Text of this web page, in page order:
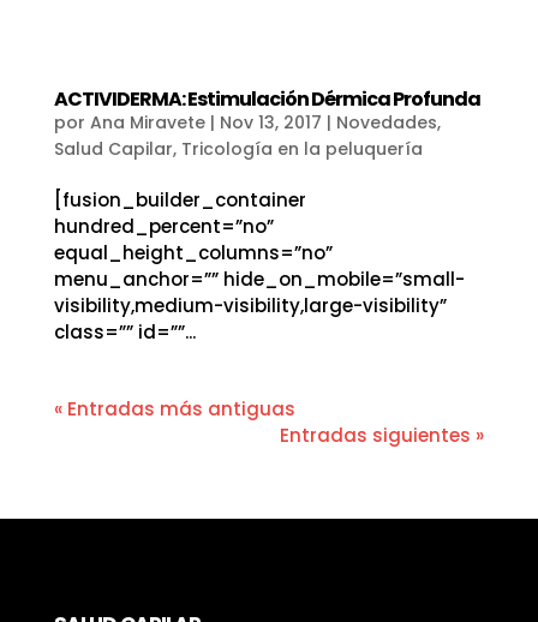
ACTIVIDERMA: Estimulación Dérmica Profunda
por Ana Miravete| Nov 13, 2017 | Novedades,
Salud Capilar, Tricología en la peluquería
[fusion_builder_container
hundred_percent=”no”
equal_height_columns=”no”
menu_anchor=”” hide_on_mobile=”small-
visibility,medium-visibility,large-visibility”
class=”” id=””...
« Entradas más antiguas
Entradas siguientes »